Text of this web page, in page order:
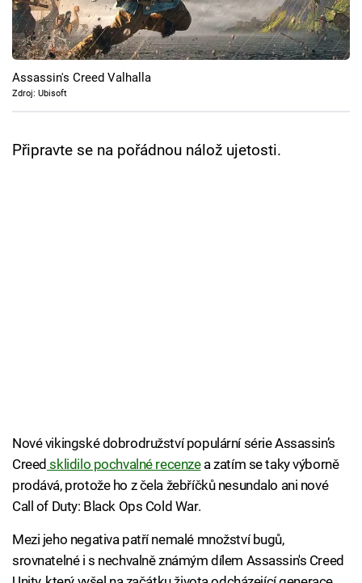
Cool Esport
Pořady
TV Program
Assassin's Creed Valhalla
Zdroj: Ubisoft
Připravte se na pořádnou nálož ujetosti.
Nové vikingské dobrodružství populární série Assassin’s
Creed sklidilo pochvalné recenzea zatím se taky výborně
prodává, protože ho z čela žebříčků nesundalo ani nové
Call of Duty: Black Ops Cold War.
Mezi jeho negativa patří nemalé množství bugů,
srovnatelné i s nechvalně známým dílem Assassin's Creed